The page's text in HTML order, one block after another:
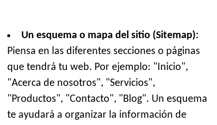
Un esquema o mapa del sitio (Sitemap):
Piensa en las diferentes secciones o páginas
que tendrá tu web. Por ejemplo: "Inicio",
"Acerca de nosotros", "Servicios",
"Productos", "Contacto", "Blog". Un esquema
te ayudará a organizar la información de